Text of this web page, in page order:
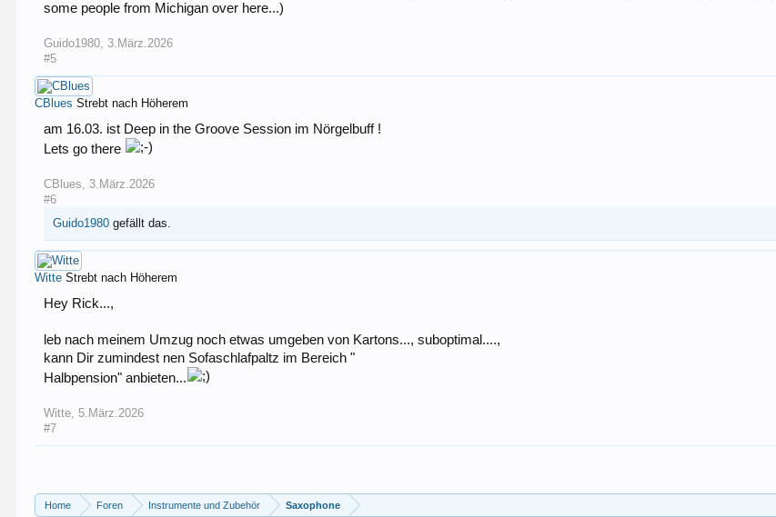
some people from Michigan over here...)
Guido1980, 3.März.2026
#5
CBlues Strebt nach Höherem
am 16.03. ist Deep in the Groove Session im Nörgelbuff !
Lets go there
CBlues, 3.März.2026
#6
Guido1980 gefällt das.
Witte Strebt nach Höherem
Hey Rick...,
leb nach meinem Umzug noch etwas umgeben von Kartons..., suboptimal....,
kann Dir zumindest nen Sofaschlafpaltz im Bereich "
Halbpension" anbieten...
Witte, 5.März.2026
#7
Home Foren Instrumente und Zubehör Saxophone